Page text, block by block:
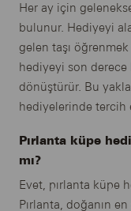
Her ay için
bulunur. Hediyeyi
gelen taşı
hediyeyi son
dönüştürür. Bu
hediyelerinde tercih
Pırlanta küpe
mı?
Evet, pırlanta küpe
Pırlanta, doğanın